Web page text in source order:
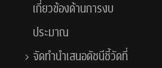
เกี่ยวข้องด้านการงบ
ประมาณ
จัดทำนำเสนอดัชนีชี้วัดที่